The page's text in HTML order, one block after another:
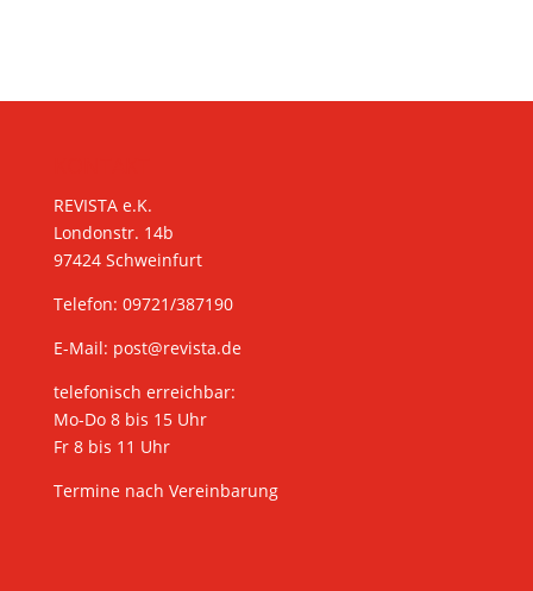
REVISTA e.K.
Londonstr. 14b
97424 Schweinfurt
Telefon: 09721/387190
E-Mail: post@revista.de
telefonisch erreichbar:
Mo-Do 8 bis 15 Uhr
Fr 8 bis 11 Uhr
Termine nach Vereinbarung